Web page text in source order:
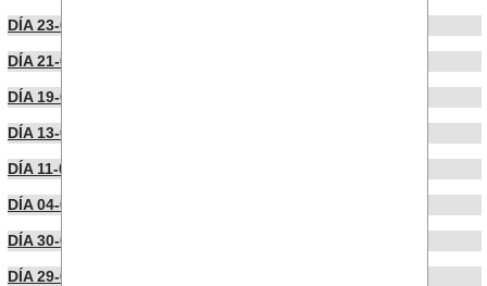
DÍA 23-07-2022
DÍA 21-07-2022
DÍA 19-07-2022
DÍA 13-07-2022
DÍA 11-07-2022
DÍA 04-07-2022
DÍA 30-06-2022
DÍA 29-06-2022